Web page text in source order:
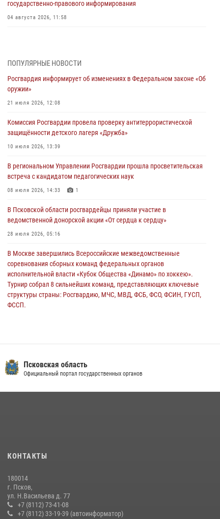
государственно-правового информирования
04 августа 2026, 11:58
03 августа 2026, 17:21
21 единицу оружия изъяли Псковские росгвардейцы за неделю
03 августа 2026, 14:10
безопасности во время празднования Дня ВДВ
улицу Труда
31 июля 2026, 13:53
Всероссийского конкурса профессионального мастерства среди
сотрудников вневедомственной охраны Росгвардии, Псковские
Росгвардейцы одержали победу
ПОПУЛЯРНЫЕ НОВОСТИ
Росгвардия информирует об изменениях в Федеральном законе «Об
оружии»
21 июля 2026, 12:08
Комиссия Росгвардии провела проверку антитеррористической
защищённости детского лагеря «Дружба»
10 июля 2026, 13:39
В региональном Управлении Росгвардии прошла просветительская
встреча с кандидатом педагогических наук
08 июля 2026, 14:33 1
В Псковской области росгвардейцы приняли участие в
ведомственной донорской акции «От сердца к сердцу»
28 июля 2026, 05:16
В Москве завершились Всероссийские межведомственные
соревнования сборных команд федеральных органов
исполнительной власти «Кубок Общества «Динамо» по хоккею».
Турнир собрал 8 сильнейших команд, представляющих ключевые
структуры страны: Росгвардию, МЧС, МВД, ФСБ, ФСО, ФСИН, ГУСП,
ФССП.
24 июля 2026, 13:59 1
рабочее совещание
Всероссийского конкурса профессионального мастерства среди
сотрудников вневедомственной охраны Росгвардии, Псковские
Росгвардейцы одержали победу
30 июля 2026, 05:10 3
Псковская область
Официальный портал государственных органов
КОНТАКТЫ
180014
г. Псков,
ул. Н.Васильева д. 77
+7 (8112) 73-41-08
+7 (8112) 33-19-39 (автоинформатор)